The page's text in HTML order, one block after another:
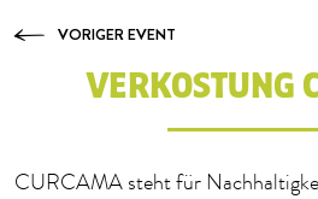
VORIGER EVENT
VERKOSTUNG
CURCAMA steht für